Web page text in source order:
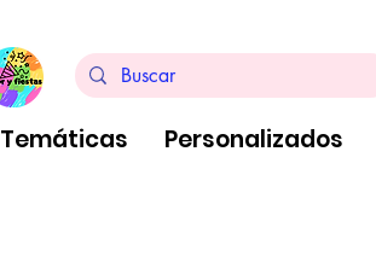
Temáticas Personalizados